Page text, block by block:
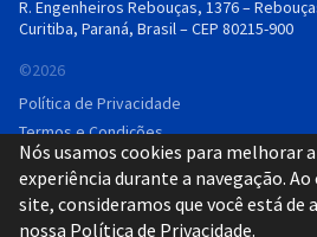
R. Engenheiros Rebouças, 1376 –
Curitiba, Paraná, Brasil – CEP 80215-900
©2026
Política de Privacidade
Termos e Condições
Desenvolvido por SUMAQ
Nós usamos cookies para melhorar a
experiência durante a navegação.
site, consideramos que você está de
nossa Política de Privacidade.